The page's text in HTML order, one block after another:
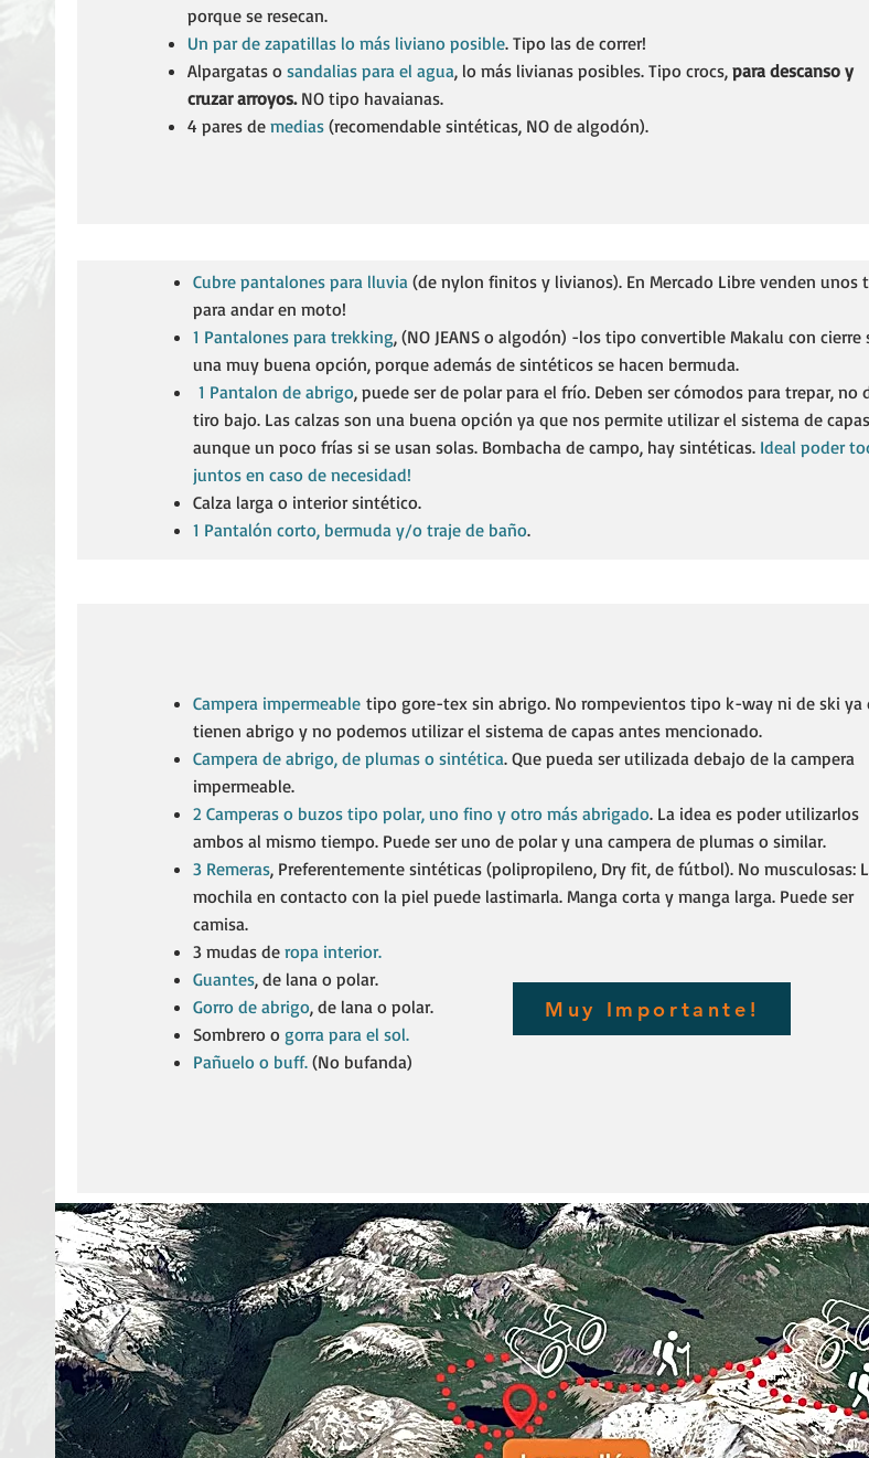
porque se resecan.
Un par de zapatillas lo más liviano posible. Tipo las de correr!
Alpargatas osandalias para el agua, lo más livianas posibles. Tipo crocs,para descanso y
cruzar arroyos. NO tipo havaianas.
4 pares demedias (recomendable sintéticas, NO de algodón).
Cubre pantalones para lluvia (de nylon finitos y livianos). En Mercado Libre venden unos
para andar en moto!
1 Pantalones para trekking, (NO JEANS o algodón) -los tipo convertible Makalu con cierre
una muy buena opción, porque además de sintéticos se hacen bermuda.
1 Pantalon de abrigo, puede ser de polar para el frío. Deben ser cómodos para trepar, no
tiro bajo. Las calzas son una buena opción ya que nos permite utilizar el sistema de
aunque un poco frías si se usan solas. Bombacha de campo, hay sintéticas. Ideal poder
juntos en caso de necesidad!
Calza larga o interior sintético. ​
1 Pantalón corto, bermuda y/o traje de baño.
Campera impermeable tipo gore-tex sin abrigo. No rompevientos tipo k-way ni de ski ya
tienen abrigo y no podemos utilizar el sistema de capas antes mencionado.
Campera de abrigo, de plumas o sintética. Que pueda ser utilizada debajo de la campera
impermeable. ​
2 Camperas o buzos tipo polar, uno fino y otro más abrigado. La idea es poder utilizarlos
ambos al mismo tiempo. Puede ser uno de polar y una campera de plumas o similar.​
3 Remeras, Preferentemente sintéticas (polipropileno, Dry fit, de fútbol). No musculosas:
mochila en contacto con la piel puede lastimarla. Manga corta y manga larga. Puede ser
camisa.
3 mudas deropa interior.
Guantes, de lana o polar.​
Gorro de abrigo, de lana o polar.​
Sombrero ogorra para el sol.
Pañuelo o buff. (No bufanda)
Muy Importante!